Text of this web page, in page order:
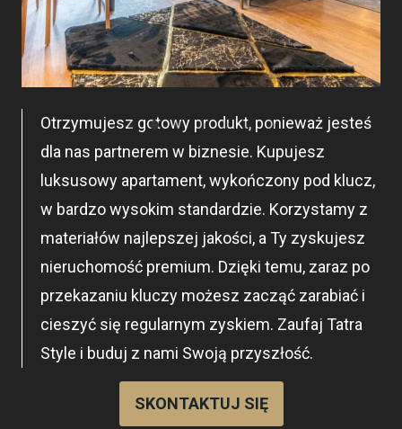
Otrzymujesz gotowy produkt, ponieważ jesteś
dla nas partnerem w biznesie. Kupujesz
luksusowy apartament, wykończony pod klucz,
w bardzo wysokim standardzie. Korzystamy z
materiałów najlepszej jakości, a Ty zyskujesz
nieruchomość premium. Dzięki temu, zaraz po
przekazaniu kluczy możesz zacząć zarabiać i
cieszyć się regularnym zyskiem. Zaufaj Tatra
Style i buduj z nami Swoją przyszłość.
SKONTAKTUJ SIĘ